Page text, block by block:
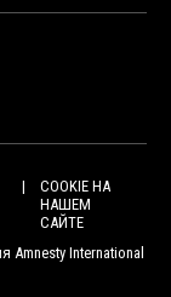
COOKIE НА
НАШЕМ
САЙТЕ
International